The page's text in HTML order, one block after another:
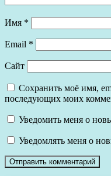
Имя *
Email *
Сайт
Сохранить моё имя,
последующих моих
Уведомить меня о
Уведомлять меня о